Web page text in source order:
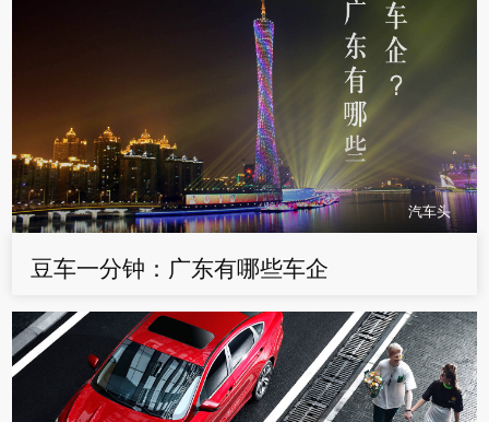
汽车头
豆车一分钟：广东有哪些车企